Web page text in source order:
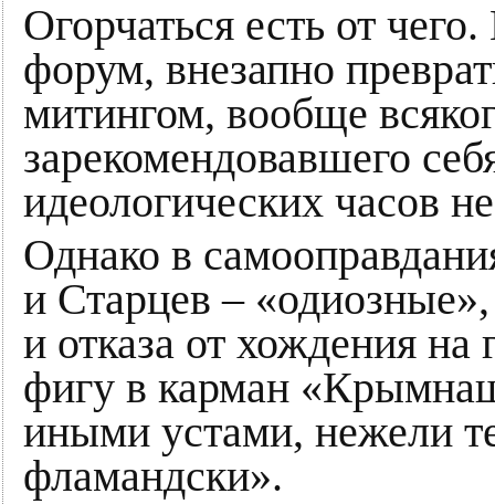
Огорчаться есть от
форум, внезапно
митингом, вообще
зарекомендовавшего
идеологических часов
Однако в
и Старцев –
и отказа от хождения на
фигу в карман
иными устами, нежели
фламандски».